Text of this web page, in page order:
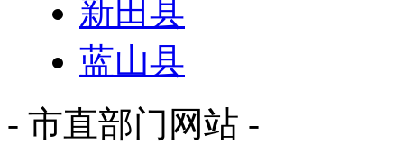
新田县
蓝山县
- 市直部门网站 -